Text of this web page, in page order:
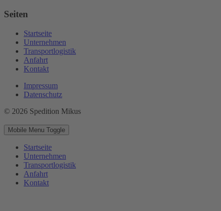
Seiten
Startseite
Unternehmen
Transportlogistik
Anfahrt
Kontakt
Impressum
Datenschutz
© 2026 Spedition Mikus
Mobile Menu Toggle
Startseite
Unternehmen
Transportlogistik
Anfahrt
Kontakt